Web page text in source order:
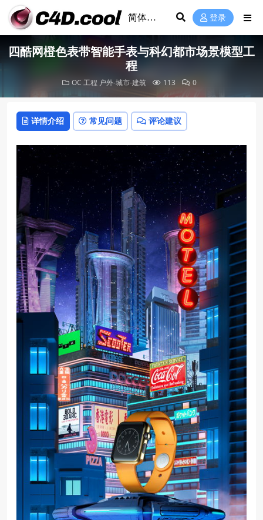
登录
四酷网橙色表带智能手表与科幻都市场景模型工
程
OC 工程 户外-城市-建筑 113 0
详情介绍 常见问题 评论建议